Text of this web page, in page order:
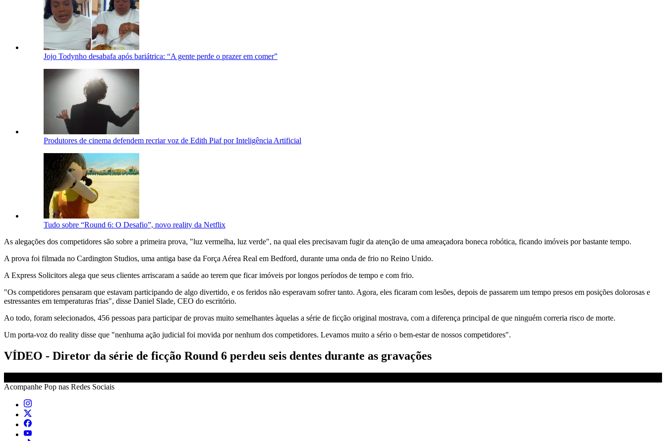
Jojo Todynho desabafa após bariátrica: “A gente perde o prazer em comer”
Produtores de cinema defendem recriar voz de Edith Piaf por Inteligência Artificial
Tudo sobre “Round 6: O Desafio”, novo reality da Netflix
As alegações dos competidores são sobre a primeira prova, "luz vermelha, luz verde", na qual eles precisavam fugir da atenção de uma ameaçadora boneca robótica, ficando imóveis por bastante tempo.
A prova foi filmada no Cardington Studios, uma antiga base da Força Aérea Real em Bedford, durante uma onda de frio no Reino Unido.
A Express Solicitors alega que seus clientes arriscaram a saúde ao terem que ficar imóveis por longos períodos de tempo e com frio.
"Os competidores pensaram que estavam participando de algo divertido, e os feridos não esperavam sofrer tanto. Agora, eles ficaram com lesões, depois de passarem um tempo presos em posições dolorosas e
estressantes em temperaturas frias", disse Daniel Slade, CEO do escritório.
Ao todo, foram selecionados, 456 pessoas para participar de provas muito semelhantes àquelas a série de ficção original mostrava, com a diferença principal de que ninguém correria risco de morte.
Um porta-voz do reality disse que "nenhuma ação judicial foi movida por nenhum dos competidores. Levamos muito a sério o bem-estar de nossos competidores".
VÍDEO - Diretor da série de ficção Round 6 perdeu seis dentes durante as gravações
Acompanhe Pop nas Redes Sociais